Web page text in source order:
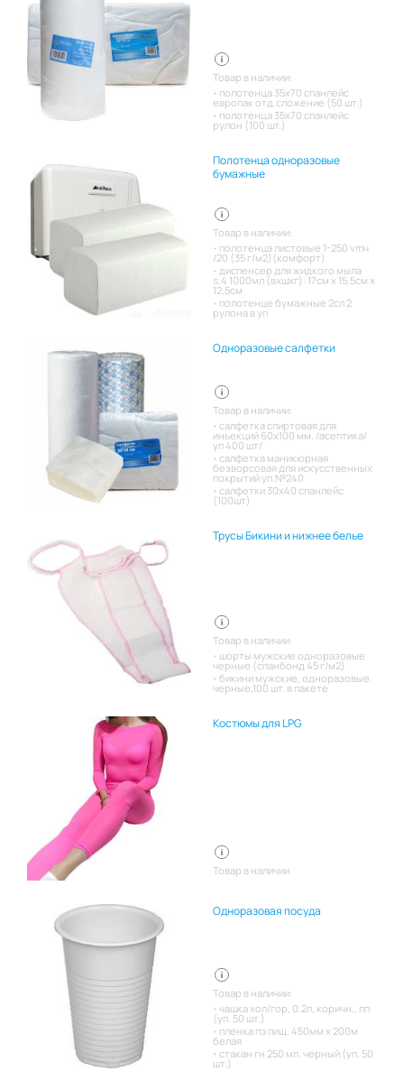
Товар в наличии:
полотенца 35х70 спанлейс
европак отд.сложение (50 шт.)
полотенца 35х70 спанлейс
рулон (100 шт.)
Полотенца одноразовые
бумажные
Товар в наличии:
полотенца листовые 1-250 vmч
/20 (35 г/м2)(комфорт)
диспенсер для жидкого мыла
s.4 1000мл (вхшхг): 17см x 15,5см x
12,5см
полотенце бумажные 2сл 2
рулона в уп
Одноразовые салфетки
Товар в наличии:
салфетка спиртовая для
инъекций 60х100 мм. /асептика/
уп 400 шт/
салфетка маникюрная
безворсовая для искусственных
покрытий уп.№240
салфетки 30х40 спанлейс
(100шт)
Трусы Бикини и нижнее белье
Товар в наличии:
шорты мужские одноразовые
черные (спанбонд 45 г/м2)
бикини мужские, одноразовые,
черные,100 шт. в пакете
Костюмы для LPG
Товар в наличии
Одноразовая посуда
Товар в наличии:
чашка хол/гор, 0.2л, коричн., пп
(уп. 50 шт.)
пленка пэ пищ. 450мм х 200м
белая
стакан гн 250 мл. черный (уп. 50
шт.)